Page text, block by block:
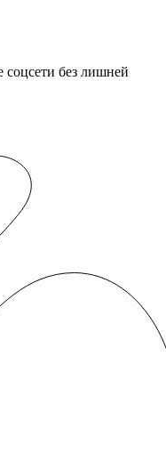
соцсети без лишней